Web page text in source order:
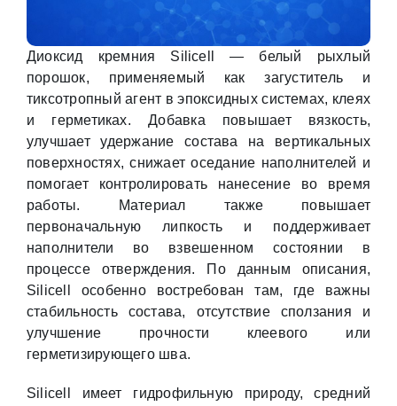
Диоксид кремния Silicell — белый рыхлый
порошок, применяемый как загуститель и
тиксотропный агент в эпоксидных системах, клеях
и герметиках. Добавка повышает вязкость,
улучшает удержание состава на вертикальных
поверхностях, снижает оседание наполнителей и
помогает контролировать нанесение во время
работы. Материал также повышает
первоначальную липкость и поддерживает
наполнители во взвешенном состоянии в
процессе отверждения. По данным описания,
Silicell особенно востребован там, где важны
стабильность состава, отсутствие сползания и
улучшение прочности клеевого или
герметизирующего шва.
Silicell имеет гидрофильную природу, средний